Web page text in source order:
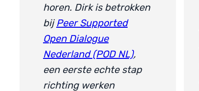
horen. Dirk is betrokken
bij Peer Supported
Open Dialogue
Nederland (POD NL),
een eerste echte stap
richting werken